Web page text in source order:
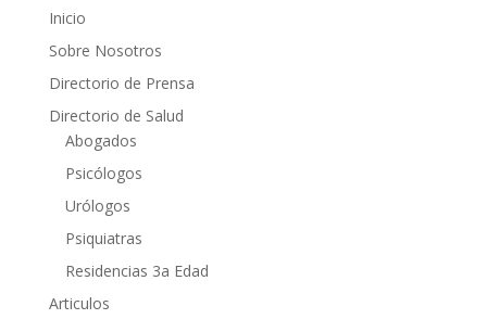
Inicio
Sobre Nosotros
Directorio de Prensa
Directorio de Salud
Abogados
Psicólogos
Urólogos
Psiquiatras
Residencias 3a Edad
Articulos